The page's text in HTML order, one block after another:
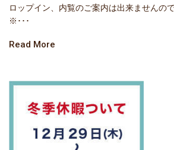
ロップイン、内覧のご案内は出来ませんの
※･･･
Read More